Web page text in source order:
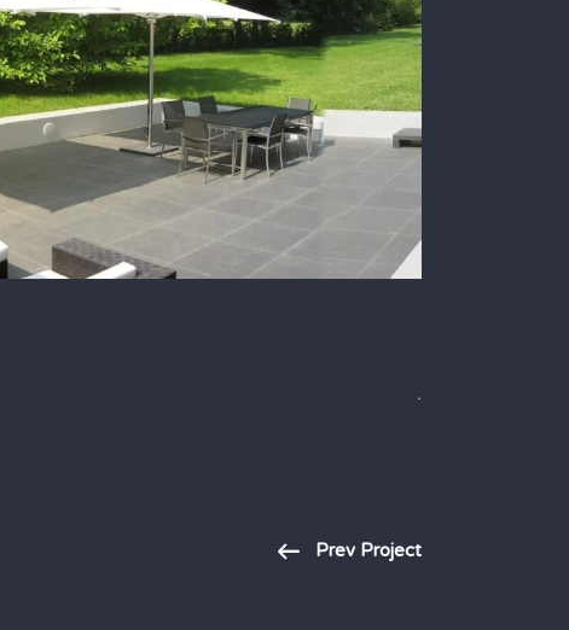
.
Prev Project